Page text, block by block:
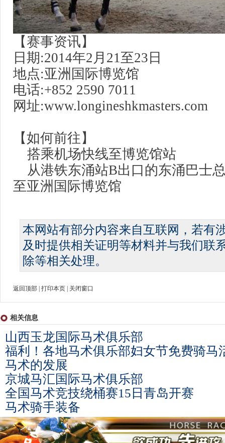
【赛事资讯】
日期:2014年2月21至23日
地点:亚洲国际博览馆
电话:+852 2590 7011
网址:www.longineshkmasters.com
【如何前往】
搭乘机场快线至博览馆站
从港铁东涌站B出口的东涌巴士
至亚洲国际博览馆
本网站有部分内容来自互联网，若有
及时提供相关证明等材料并与我们联
除等相关处理。
返回顶部 打印本页 关闭窗口
相关信息
山西玉龙国际马术俱乐部
福利！各地马术俱乐部妇女节免费骑马
马术的发展
京城马汇国际马术俱乐部
全国马术竞技绕桶赛15日青岛开赛
马术骑手装备